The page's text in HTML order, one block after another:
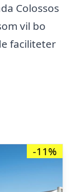
Colossos
vil bo
faciliteter
-11%